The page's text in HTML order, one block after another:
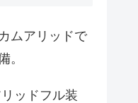
ムアリッドで
。
ッドフル装